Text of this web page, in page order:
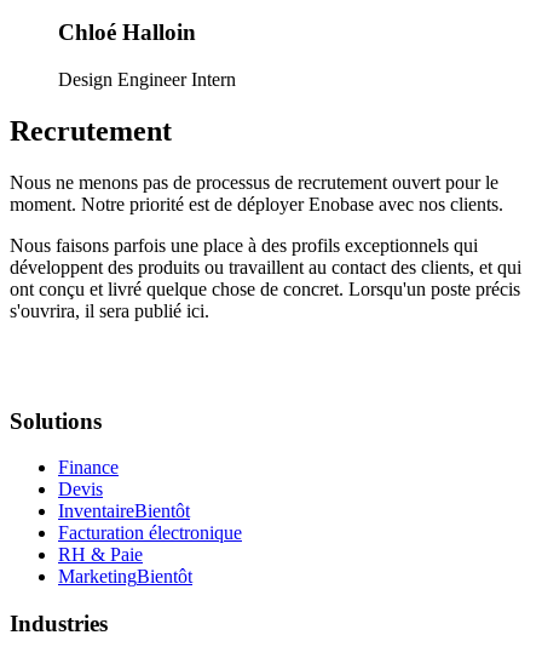
Chloé Halloin
Design Engineer Intern
Recrutement
Nous ne menons pas de processus de recrutement ouvert pour le
moment. Notre priorité est de déployer Enobase avec nos clients.
Nous faisons parfois une place à des profils exceptionnels qui
développent des produits ou travaillent au contact des clients, et qui
ont conçu et livré quelque chose de concret. Lorsqu'un poste précis
s'ouvrira, il sera publié ici.
Solutions
Finance
Devis
InventaireBientôt
Facturation électronique
RH & Paie
MarketingBientôt
Industries